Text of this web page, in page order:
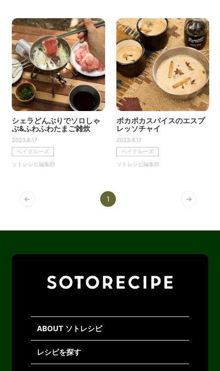
シェラどんぶりでソロしゃ
ぶ&ふわふわたまご雑炊
2023.8.17
ベイクルーズ
ソトレシピ編集部
ポカポカスパイスのエスプ
レッソチャイ
2023.8.17
ベイクルーズ
ソトレシピ編集部
← →
1
ABOUT ソトレシピ
レシピを探す